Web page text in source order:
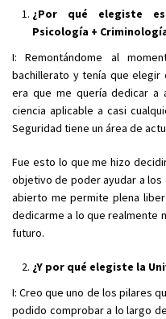
¿Por qué elegiste
Psicología +
I: Remontándome al
bachillerato y tenía que elegir
era que me quería dedicar a
ciencia aplicable a casi
Seguridad tiene un área de
Fue esto lo que me hizo
objetivo de poder ayudar a los
abierto me permite plena
dedicarme a lo que realmente
futuro.
¿Y por qué elegiste la
I: Creo que uno de los pilares
podido comprobar a lo largo